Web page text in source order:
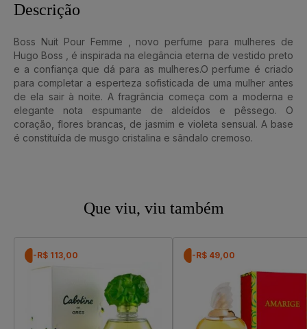
Descrição
Boss Nuit Pour Femme , novo perfume para mulheres de
Hugo Boss , é inspirada na elegância eterna de vestido preto
e a confiança que dá para as mulheres.O perfume é criado
para completar a esperteza sofisticada de uma mulher antes
de ela sair à noite. A fragrância começa com a moderna e
elegante nota espumante de aldeídos e pêssego. O
coração, flores brancas, de jasmim e violeta sensual. A base
é constituída de musgo cristalina e sândalo cremoso.
Que viu, viu também
-R$ 113,00 -R$ 49,00